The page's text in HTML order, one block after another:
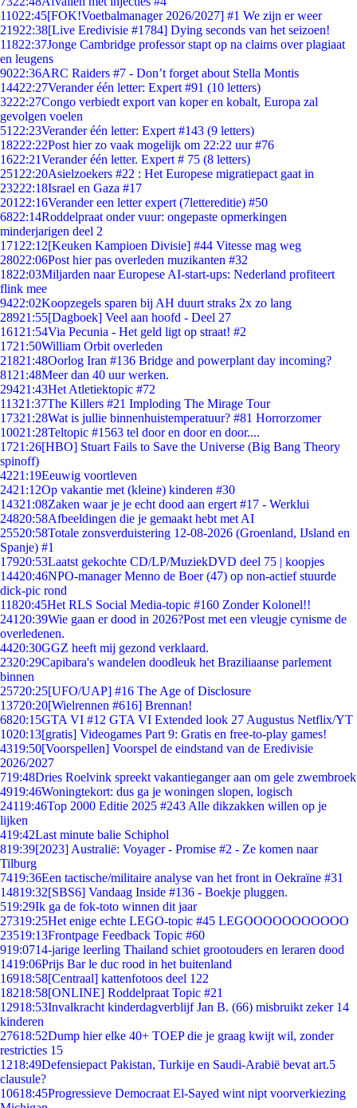
11022:45[FOK!Voetbalmanager 2026/2027] #1 We zijn er weer
21922:38[Live Eredivisie #1784] Dying seconds van het seizoen!
11822:37Jonge Cambridge professor stapt op na claims over plagiaat
en leugens
9022:36ARC Raiders #7 - Don’t forget about Stella Montis
14422:27Verander één letter: Expert #91 (10 letters)
3222:27Congo verbiedt export van koper en kobalt, Europa zal
gevolgen voelen
51 22:23Verander één letter: Expert #143 (9 letters)
18222:22Post hier zo vaak mogelijk om 22:22 uur #76
1622:21Verander één letter. Expert # 75 (8 letters)
251 22:20Asielzoekers #22 : Het Europese migratiepact gaat in
23222:18Israel en Gaza #17
201 22:16Verander een letter expert (7lettereditie) #50
6822:14Roddelpraat onder vuur: ongepaste opmerkingen
minderjarigen deel 2
171 22:12[Keuken Kampioen Divisie] #44 Vitesse mag weg
28022:06Post hier pas overleden muzikanten #32
1822:03Miljarden naar Europese AI-start-ups: Nederland profiteert
flink mee
9422:02Koopzegels sparen bij AH duurt straks 2x zo lang
28921:55[Dagboek] Veel aan hoofd - Deel 27
161 21:54Via Pecunia - Het geld ligt op straat! #2
1721:50William Orbit overleden
21821:48Oorlog Iran #136 Bridge and powerplant day incoming?
81 21:48Meer dan 40 uur werken.
29421:43Het Atletiektopic #72
11321:37The Killers #21 Imploding The Mirage Tour
17321:28Wat is jullie binnenhuistemperatuur? #81 Horrorzomer
10021:28Teltopic #1563 tel door en door en door....
1721:26[HBO] Stuart Fails to Save the Universe (Big Bang Theory
spinoff)
4221:19Eeuwig voortleven
2421:12Op vakantie met (kleine) kinderen #30
14321:08Zaken waar je je echt dood aan ergert #17 - Werklui
24820:58Afbeeldingen die je gemaakt hebt met AI
25520:58Totale zonsverduistering 12-08-2026 (Groenland, IJsland en
Spanje) #1
17920:53Laatst gekochte CD/LP/MuziekDVD deel 75 | koopjes
14420:46NPO-manager Menno de Boer (47) op non-actief stuurde
dick-pic rond
11820:45Het RLS Social Media-topic #160 Zonder Kolonel!!
241 20:39Wie gaan er dood in 2026?Post met een vleugje cynisme de
overledenen.
4420:30GGZ heeft mij gezond verklaard.
2320:29Capibara's wandelen doodleuk het Braziliaanse parlement
binnen
25720:25[UFO/UAP] #16 The Age of Disclosure
13720:20[Wielrennen #616] Brennan!
6820:15GTA VI #12 GTA VI Extended look 27 Augustus Netflix/YT
1020:13[gratis] Videogames Part 9: Gratis en free-to-play games!
4319:50[Voorspellen] Voorspel de eindstand van de Eredivisie
2026/2027
719:48Dries Roelvink spreekt vakantieganger aan om gele zwembroek
4919:46Woningtekort: dus ga je woningen slopen, logisch
24119:46Top 2000 Editie 2025 #243 Alle dikzakken willen op je
lijken
419:42Last minute balie Schiphol
819:39[2023] Australië: Voyager - Promise #2 - Ze komen naar
Tilburg
7419:36Een tactische/militaire analyse van het front in Oekraïne #31
14819:32[SBS6] Vandaag Inside #136 - Boekje pluggen.
519:29Ik ga de fok-toto winnen dit jaar
27319:25Het enige echte LEGO-topic #45 LEGOOOOOOOOOOO
23519:13Frontpage Feedback Topic #60
919:0714-jarige leerling Thailand schiet grootouders en leraren dood
1419:06Prijs Bar le duc rood in het buitenland
16918:58[Centraal] kattenfotoos deel 122
18218:58[ONLINE] Roddelpraat Topic #21
12918:53Invalkracht kinderdagverblijf Jan B. (66) misbruikt zeker 14
kinderen
27618:52Dump hier elke 40+ TOEP die je graag kwijt wil, zonder
restricties 15
1218:49Defensiepact Pakistan, Turkije en Saudi-Arabië bevat art.5
clausule?
10618:45Progressieve Democraat El-Sayed wint nipt voorverkiezing